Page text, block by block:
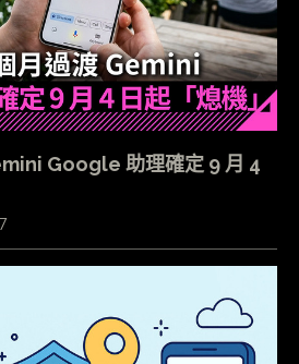
Google 助理確定 9 月 4